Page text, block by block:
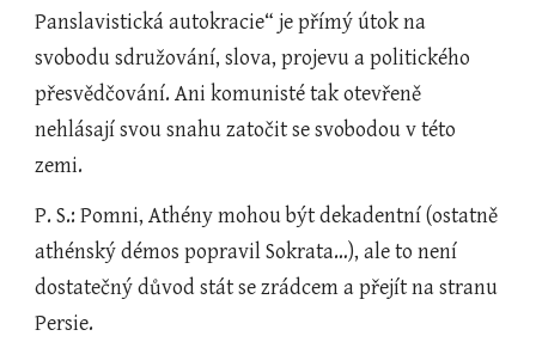
Panslavistická autokracie“ je přímý útok na
svobodu sdružování, slova, projevu a politického
přesvědčování. Ani komunisté tak otevřeně
nehlásají svou snahu zatočit se svobodou v této
zemi.
P. S.: Pomni, Athény mohou být dekadentní (ostatně
athénský démos popravil Sokrata…), ale to není
dostatečný důvod stát se zrádcem a přejít na stranu
Persie.